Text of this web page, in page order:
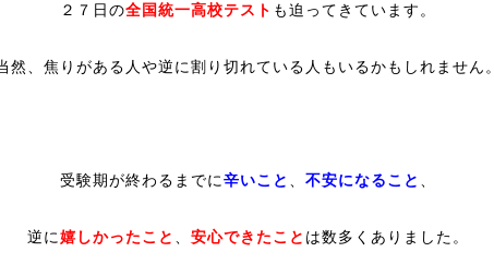
２７日の全国統一高校テスト も迫ってきています。
然、焦りがある人や逆に割り切れている人もいるかもしれません。
受験期が終わるまでに辛いこと 不安になること
逆に嬉しかったこと 安心できたこと は数多くありました。